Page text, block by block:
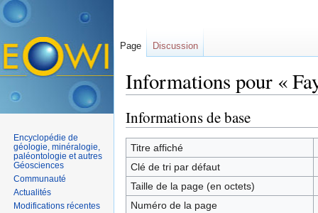
Informations pour «
Informations de base
Titre affiché
Clé de tri par défaut
Taille de la page (en octets)
Numéro de la page
Page Discussion
Encyclopédie de
géologie, minéralogie,
paléontologie et autres
Géosciences
Communauté
Actualités
Modifications récentes